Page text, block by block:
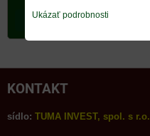
Odoberať
KONTAKT
sídlo: TUMA INVEST, spol. s r.o.
Ukázať podrobnosti